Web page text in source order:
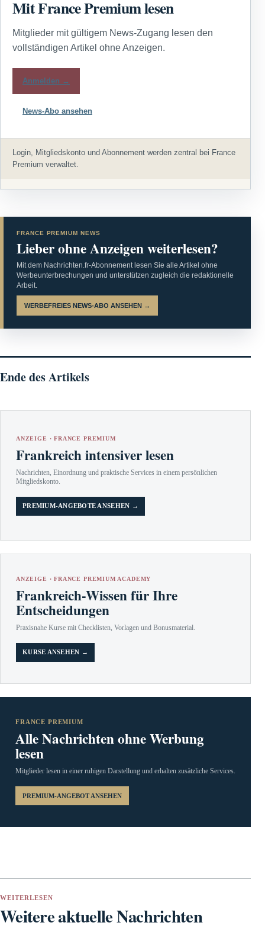
Mit France Premium lesen
Mitglieder mit gültigem News-Zugang lesen den
vollständigen Artikel ohne Anzeigen.
Anmelden →
News-Abo ansehen
Login, Mitgliedskonto und Abonnement werden zentral bei France
Premium verwaltet.
FRANCE PREMIUM NEWS
Lieber ohne Anzeigen weiterlesen?
Mit dem Nachrichten.fr-Abonnement lesen Sie alle Artikel ohne
Werbeunterbrechungen und unterstützen zugleich die redaktionelle
Arbeit.
WERBEFREIES NEWS-ABO ANSEHEN →
Ende des Artikels
ANZEIGE · FRANCE PREMIUM
Frankreich intensiver lesen
Nachrichten, Einordnung und praktische Services in einem persönlichen
Mitgliedskonto.
PREMIUM-ANGEBOTE ANSEHEN →
ANZEIGE · FRANCE PREMIUM ACADEMY
Frankreich-Wissen für Ihre
Entscheidungen
Praxisnahe Kurse mit Checklisten, Vorlagen und Bonusmaterial.
KURSE ANSEHEN →
FRANCE PREMIUM
Alle Nachrichten ohne Werbung
lesen
Mitglieder lesen in einer ruhigen Darstellung und erhalten zusätzliche Services.
PREMIUM-ANGEBOT ANSEHEN
WEITERLESEN
Weitere aktuelle Nachrichten